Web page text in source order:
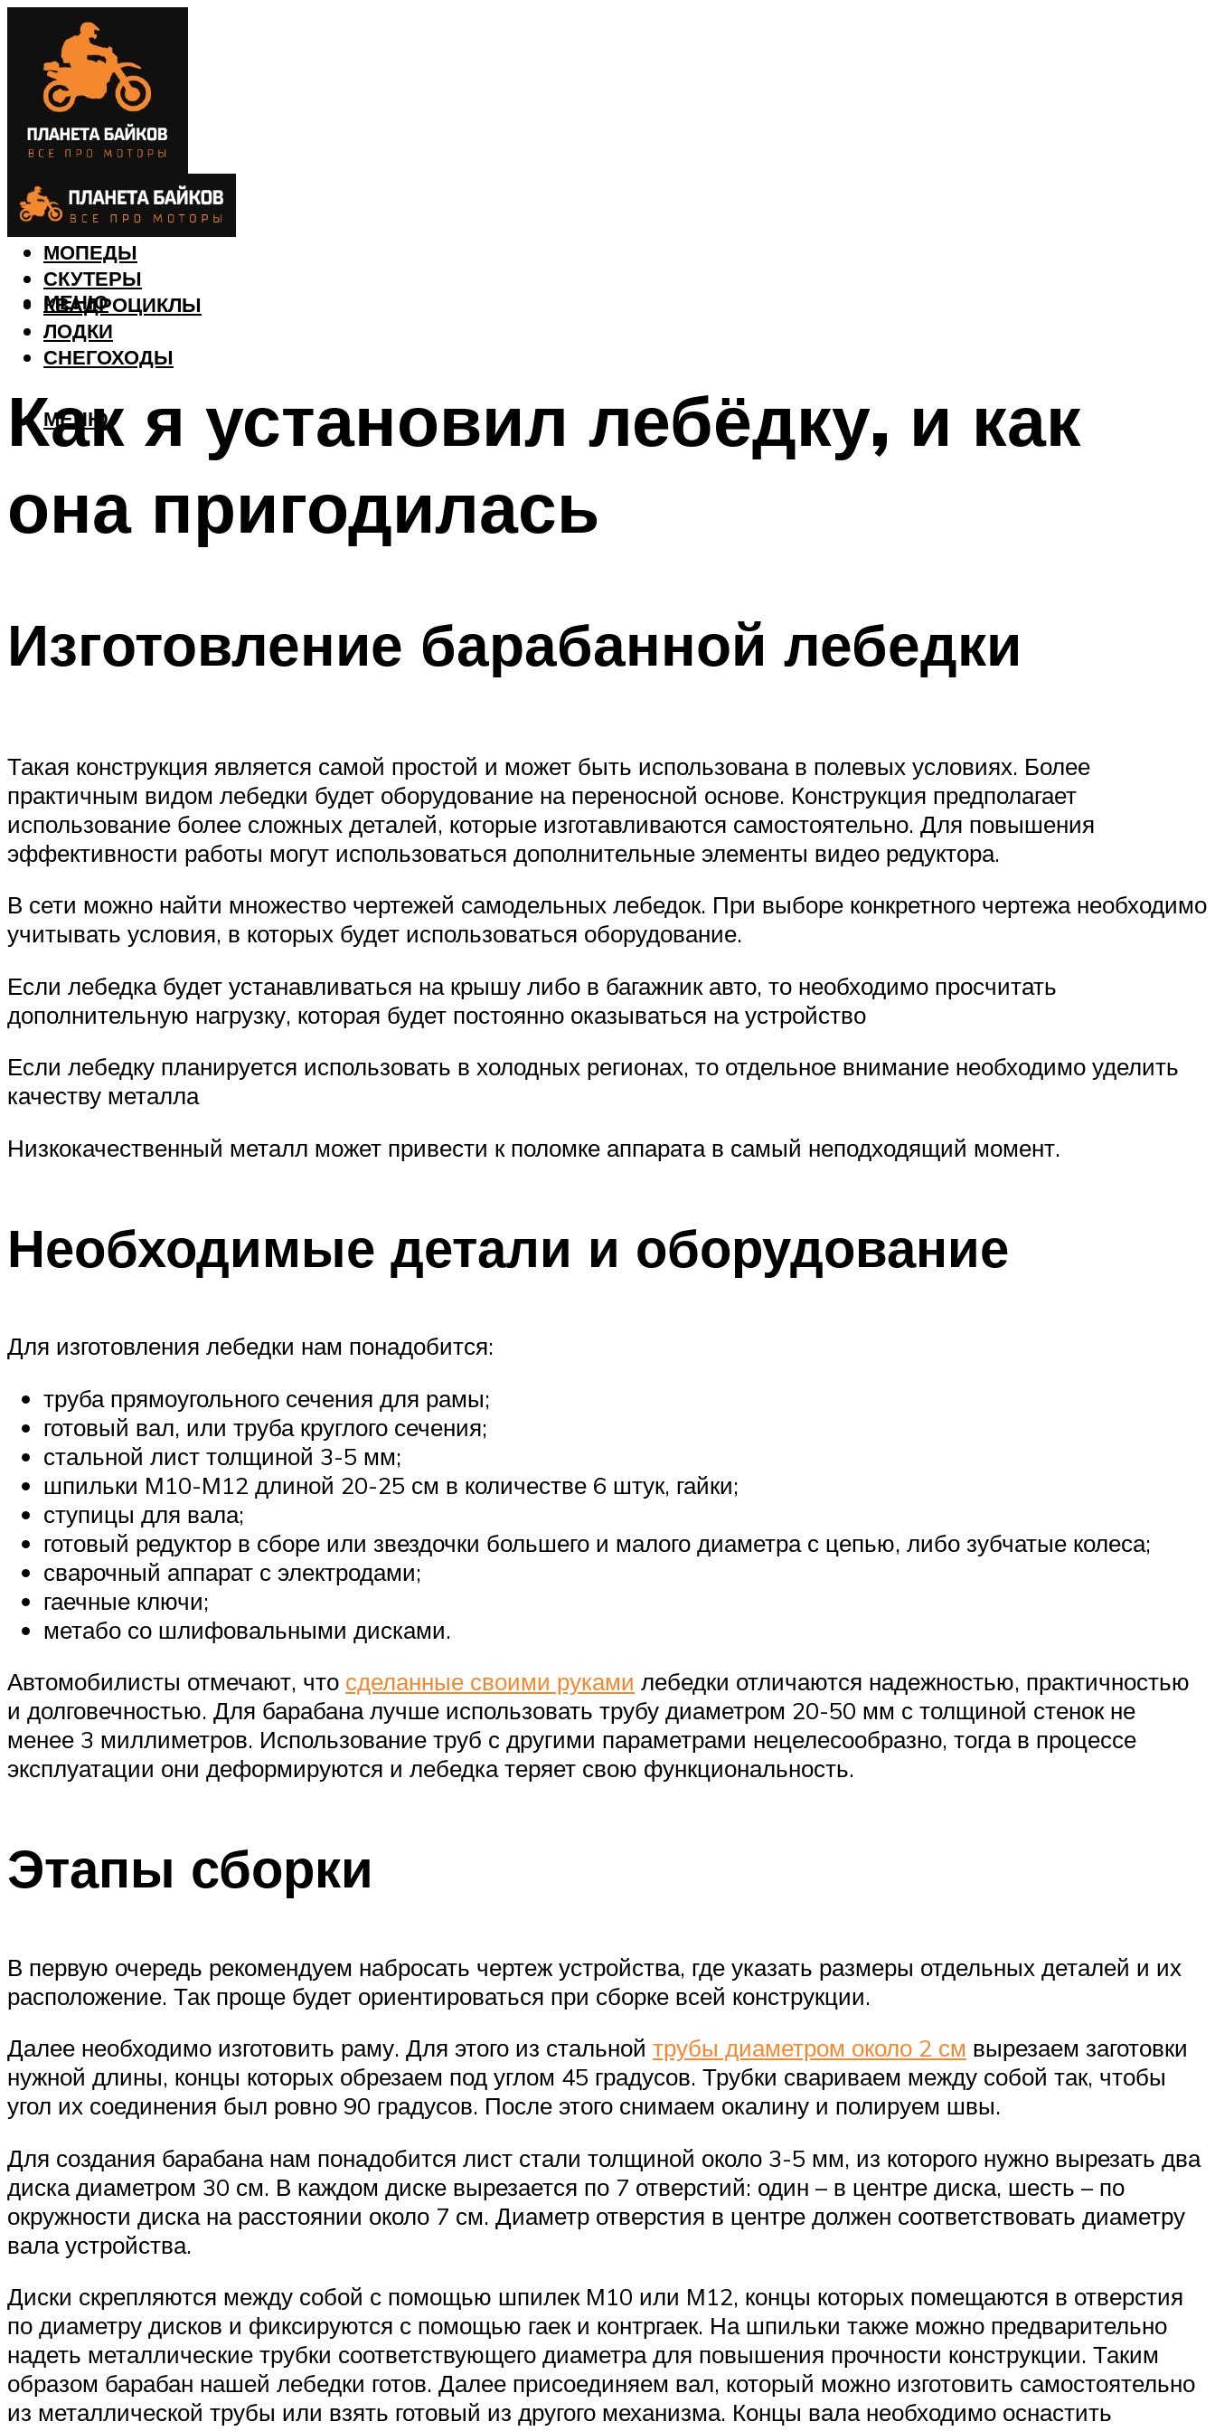
МОТОЦИКЛЫ
МОПЕДЫ
СКУТЕРЫ
КВАДРОЦИКЛЫ
ЛОДКИ
СНЕГОХОДЫ
МЕНЮ
МЕНЮ
Как я установил лебёдку, и как
она пригодилась
Изготовление барабанной лебедки
Такая конструкция является самой простой и может быть использована в полевых условиях. Более
практичным видом лебедки будет оборудование на переносной основе. Конструкция предполагает
использование более сложных деталей, которые изготавливаются самостоятельно. Для повышения
эффективности работы могут использоваться дополнительные элементы видео редуктора.
В сети можно найти множество чертежей самодельных лебедок. При выборе конкретного чертежа необходимо
учитывать условия, в которых будет использоваться оборудование.
Если лебедка будет устанавливаться на крышу либо в багажник авто, то необходимо просчитать
дополнительную нагрузку, которая будет постоянно оказываться на устройство
Если лебедку планируется использовать в холодных регионах, то отдельное внимание необходимо уделить
качеству металла
Низкокачественный металл может привести к поломке аппарата в самый неподходящий момент.
Необходимые детали и оборудование
Для изготовления лебедки нам понадобится:
труба прямоугольного сечения для рамы;
готовый вал, или труба круглого сечения;
стальной лист толщиной 3-5 мм;
шпильки М10-М12 длиной 20-25 см в количестве 6 штук, гайки;
ступицы для вала;
готовый редуктор в сборе или звездочки большего и малого диаметра с цепью, либо зубчатые колеса;
сварочный аппарат с электродами;
гаечные ключи;
метабо со шлифовальными дисками.
Автомобилисты отмечают, что сделанные своими руками лебедки отличаются надежностью, практичностью
и долговечностью. Для барабана лучше использовать трубу диаметром 20-50 мм с толщиной стенок не
менее 3 миллиметров. Использование труб с другими параметрами нецелесообразно, тогда в процессе
эксплуатации они деформируются и лебедка теряет свою функциональность.
Этапы сборки
В первую очередь рекомендуем набросать чертеж устройства, где указать размеры отдельных деталей и их
расположение. Так проще будет ориентироваться при сборке всей конструкции.
Далее необходимо изготовить раму. Для этого из стальной трубы диаметром около 2 см вырезаем заготовки
нужной длины, концы которых обрезаем под углом 45 градусов. Трубки свариваем между собой так, чтобы
угол их соединения был ровно 90 градусов. После этого снимаем окалину и полируем швы.
Для создания барабана нам понадобится лист стали толщиной около 3-5 мм, из которого нужно вырезать два
диска диаметром 30 см. В каждом диске вырезается по 7 отверстий: один – в центре диска, шесть – по
окружности диска на расстоянии около 7 см. Диаметр отверстия в центре должен соответствовать диаметру
вала устройства.
Диски скрепляются между собой с помощью шпилек М10 или М12, концы которых помещаются в отверстия
по диаметру дисков и фиксируются с помощью гаек и контргаек. На шпильки также можно предварительно
надеть металлические трубки соответствующего диаметра для повышения прочности конструкции. Таким
образом барабан нашей лебедки готов. Далее присоединяем вал, который можно изготовить самостоятельно
из металлической трубы или взять готовый из другого механизма. Концы вала необходимо оснастить